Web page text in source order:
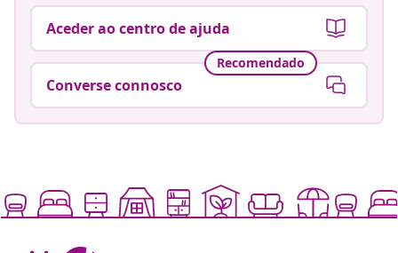
Aceder ao centro de ajuda
Recomendado
Converse connosco